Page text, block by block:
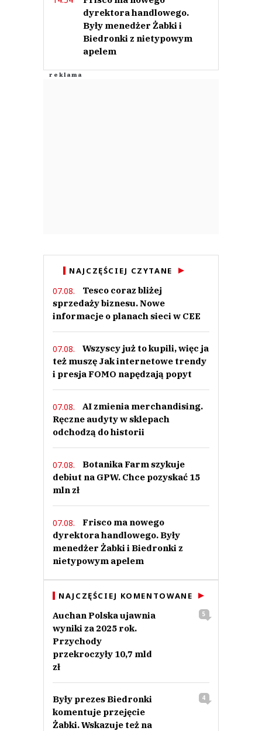
dyrektora handlowego.
Były menedżer Żabki i
Biedronki z nietypowym
apelem
NAJCZĘŚCIEJ CZYTANE
07.08.
Tesco coraz bliżej
sprzedaży biznesu. Nowe
informacje o planach sieci w CEE
07.08.
Wszyscy już to kupili, więc ja
też muszę Jak internetowe trendy
i presja FOMO napędzają popyt
07.08.
AI zmienia merchandising.
Ręczne audyty w sklepach
odchodzą do historii
07.08.
Botanika Farm szykuje
debiut na GPW. Chce pozyskać 15
mln zł
07.08.
Frisco ma nowego
dyrektora handlowego. Były
menedżer Żabki i Biedronki z
nietypowym apelem
NAJCZĘŚCIEJ KOMENTOWANE
Auchan Polska ujawnia
wyniki za 2025 rok.
Przychody
przekroczyły 10,7 mld
zł
5
Były prezes Biedronki
komentuje przejęcie
Żabki. Wskazuje też na
4